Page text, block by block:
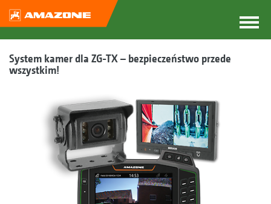
System kamer dla ZG-TX – bezpieczeństwo przede
wszystkim!